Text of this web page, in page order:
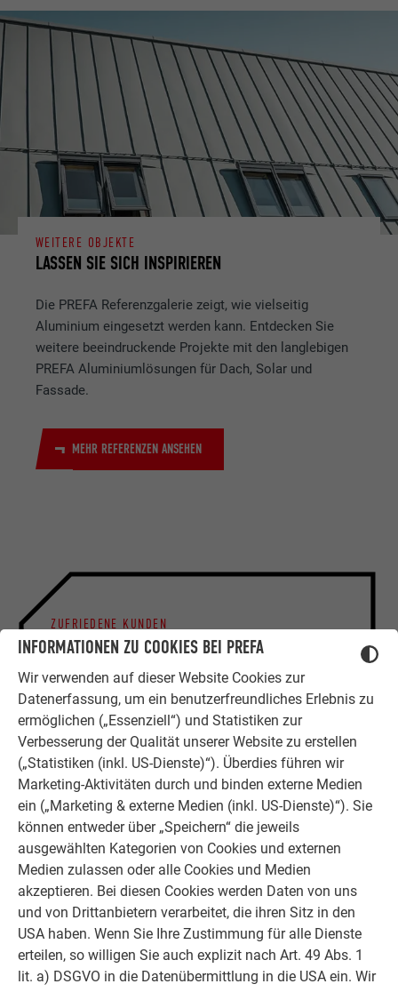
INFORMATIONEN ZU COOKIES BEI PREFA
Wir verwenden auf dieser Website Cookies zur
Datenerfassung, um ein benutzerfreundliches Erlebnis zu
ermöglichen („Essenziell“) und Statistiken zur
Verbesserung der Qualität unserer Website zu erstellen
(„Statistiken (inkl. US-Dienste)“). Überdies führen wir
Marketing-Aktivitäten durch und binden externe Medien
ein („Marketing & externe Medien (inkl. US-Dienste)“). Sie
können entweder über „Speichern“ die jeweils
ausgewählten Kategorien von Cookies und externen
Medien zulassen oder alle Cookies und Medien
akzeptieren. Bei diesen Cookies werden Daten von uns
und von Drittanbietern verarbeitet, die ihren Sitz in den
USA haben. Wenn Sie Ihre Zustimmung für alle Dienste
erteilen, so willigen Sie auch explizit nach Art. 49 Abs. 1
lit. a) DSGVO in die Datenübermittlung in die USA ein. Wir
LASSEN SIE SICH INSPIRIEREN
WEITERE OBJEKTE
Die PREFA Referenzgalerie zeigt, wie vielseitig
Aluminium eingesetzt werden kann. Entdecken Sie
weitere beeindruckende Projekte mit den langlebigen
PREFA Aluminiumlösungen für Dach, Solar und
Fassade.
MEHR REFERENZEN ANSEHEN
ERFAHRUNGSBERICHTE
ZUFRIEDENE KUNDEN
Ob Bauherr, Sanierer, Verarbeiter oder
Architekt - die Zufriedenheit all
unserer Kunden liegt uns am Herzen.
Deshalb versuchen wir als PREFA in
allen Phasen Ihres Projektes als
starker Begleiter zur Seite zu stehen.
Überzeugen Sie sich selbst!
ERFAHRUNGSBERICHTE LESEN
OBJEKTE VOR UND NACH DER SANIERUNG